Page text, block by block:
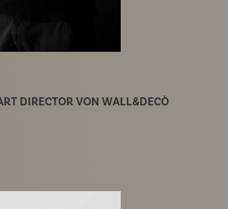
DIRECTOR VON WALL&DECÒ